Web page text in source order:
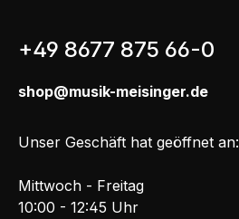
+49 8677 875 66-0
shop@musik-meisinger.de
Unser Geschäft hat geöffnet an:
Mittwoch - Freitag
10:00 - 12:45 Uhr